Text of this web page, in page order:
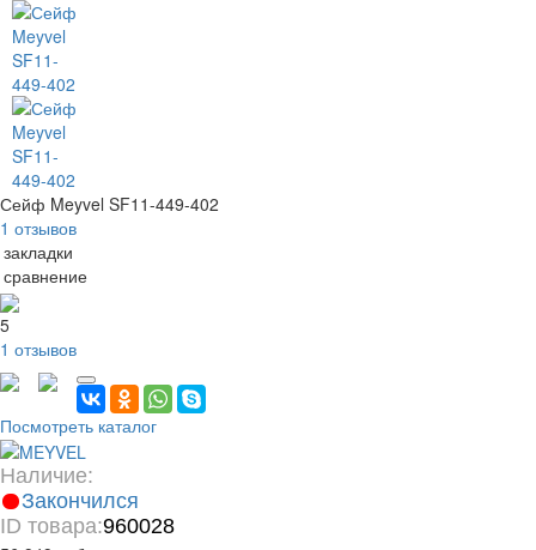
Сейф Meyvel SF11-449-402
1 отзывов
5
1 отзывов
Посмотреть каталог
Наличие:
Закончился
ID товара:960028